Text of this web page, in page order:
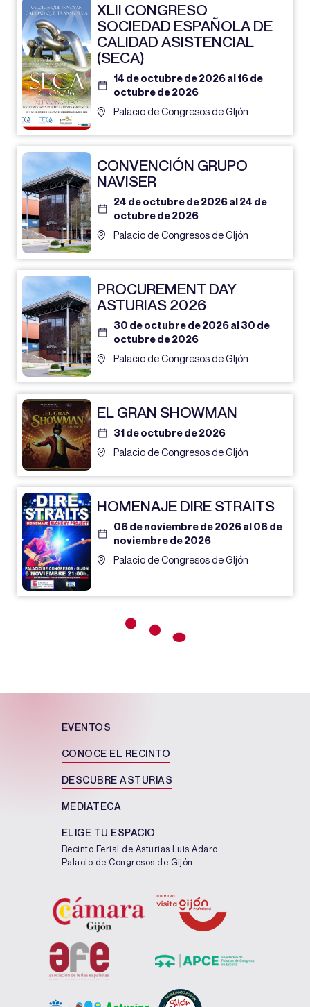
XLII CONGRESO
SOCIEDAD ESPAÑOLA DE
CALIDAD ASISTENCIAL
(SECA)
14 de octubre de 2026 al 16 de
octubre de 2026
Palacio de Congresos de GIjón
CONVENCIÓN GRUPO
NAVISER
24 de octubre de 2026 al 24 de
octubre de 2026
Palacio de Congresos de GIjón
PROCUREMENT DAY
ASTURIAS 2026
30 de octubre de 2026 al 30 de
octubre de 2026
Palacio de Congresos de GIjón
EL GRAN SHOWMAN
31 de octubre de 2026
Palacio de Congresos de GIjón
HOMENAJE DIRE STRAITS
06 de noviembre de 2026 al 06 de
noviembre de 2026
Palacio de Congresos de GIjón
EVENTOS
CONOCE EL RECINTO
DESCUBRE ASTURIAS
MEDIATECA
ELIGE TU ESPACIO
Recinto Ferial de Asturias Luis Adaro
Palacio de Congresos de Gijón